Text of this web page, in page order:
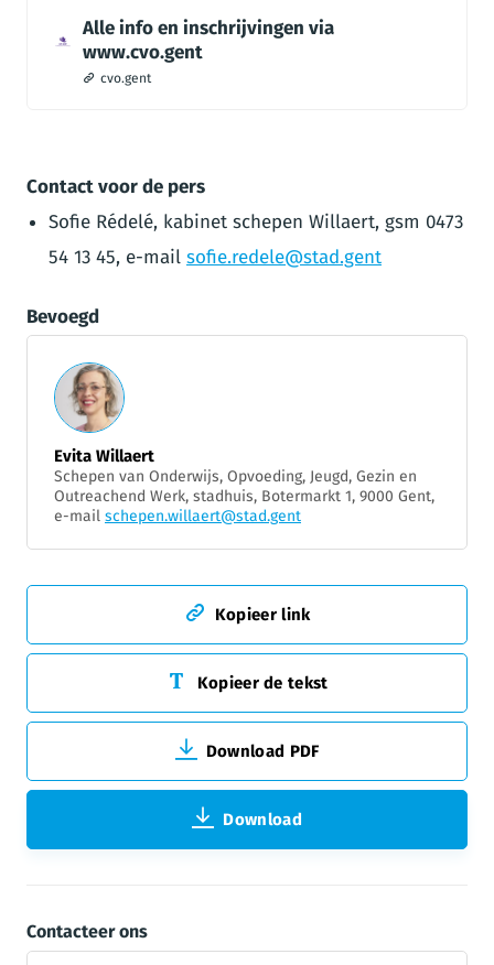
Alle info en inschrijvingen via
www.cvo.gent
cvo.gent
Contact voor de pers
Sofie Rédelé, kabinet schepen Willaert, gsm 0473
54 13 45, e-mail sofie.redele@stad.gent
Bevoegd
Evita Willaert
Schepen van Onderwijs, Opvoeding, Jeugd, Gezin en
Outreachend Werk, stadhuis, Botermarkt 1, 9000 Gent,
e-mail schepen.willaert@stad.gent
Kopieer link
Kopieer de tekst
Download PDF
Download
Contacteer ons